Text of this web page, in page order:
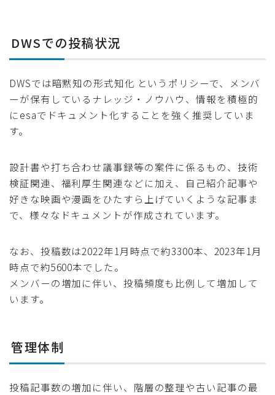
DWSでの投稿状況
DWSでは暗黙知の形式知化 というポリシーで、メンバ
ーが保有しているナレッジ・ノウハウ、情報を積極的
にesaでドキュメント化することを強く推奨していま
す。
設計書や打ち合わせ議事録等の案件に係るもの、技術
検証関連、福利厚生関連などに加え、自己紹介記事や
好きな映画や漫画をひたすら上げていくような記事ま
で、様々なドキュメントが作成されています。
なお、投稿数は2022年1月時点で約3300本、2023年1月
時点で約5600本でした。
メンバーの増加に伴い、投稿頻度も比例して増加して
います。
管理体制
投稿記事数の増加に伴い、階層の整理や古い記事の最